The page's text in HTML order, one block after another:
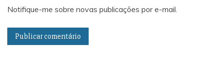
Notifique-me sobre novas publicações por e-mail.